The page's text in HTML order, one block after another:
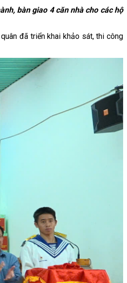
bàn giao 4 căn nhà cho các hộ
đã triển khai khảo sát, thi công